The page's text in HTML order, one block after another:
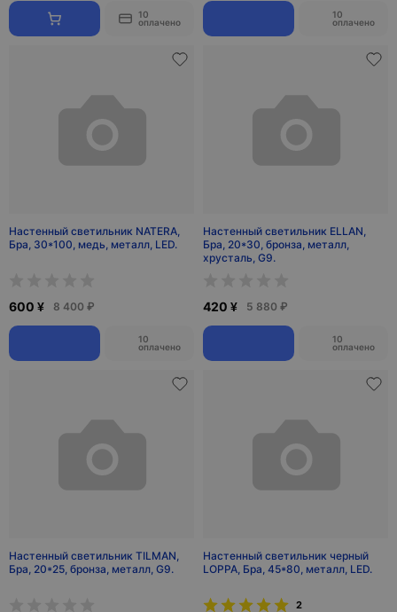
10
оплачено
10
оплачено
Настенный светильник NATERA,
Бра, 30*100, медь, металл, LED.
600 ¥ 8 400 ₽
10
оплачено
Настенный светильник ELLAN,
Бра, 20*30, бронза, металл,
хрусталь, G9.
420 ¥ 5 880 ₽
10
оплачено
Настенный светильник TILMAN,
Бра, 20*25, бронза, металл, G9.
Настенный светильник черный
LOPPA, Бра, 45*80, металл, LED.
2